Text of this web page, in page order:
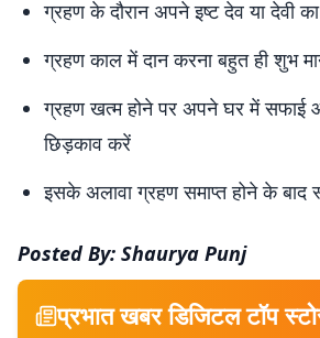
ग्रहण के दौरान अपने इष्ट देव या देवी
ग्रहण काल में दान करना बहुत ही शुभ
ग्रहण खत्म होने पर अपने घर में सफाई
छिड़काव करें
इसके अलावा ग्रहण समाप्त होने के बाद
Posted By: Shaurya Punj
प्रभात खबर डिजिटल टॉप